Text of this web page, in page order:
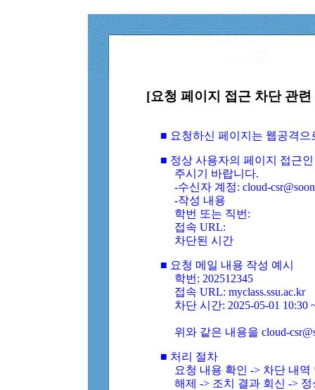
[요청 페이지 접근 차단 관
■ 요청하신 페이지는 웹공격
■ 정상 사용자의 페이지 접근
주시기 바랍니다.
-수신자 계정: cloud-
-작성 내용
학번 또는 직번:
접속 URL:
차단된 시간
■ 요청 메일 내용 작성 예시
학번: 202512345
접속 URL: myclass.ssu.ac.kr
차단 시간: 2025-05-01 10:30
위와 같은 내용을 cloud-
■ 처리 절차
요청 내용 확인 -> 차단 내
해제 -> 조치 결과 회신 ->